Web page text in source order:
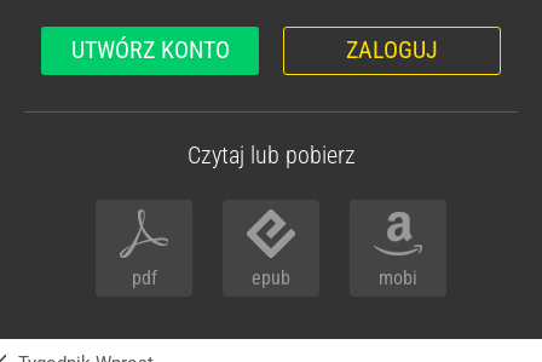
UTWÓRZ KONTO ZALOGUJ
Czytaj lub pobierz
pdf epub mobi